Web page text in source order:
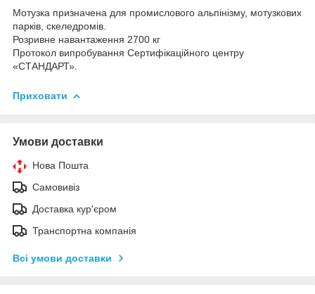
Мотузка призначена для промислового альпінізму, мотузкових
парків, скеледромів.
Розривне навантаження 2700 кг
Протокол випробування Сертифікаційного центру
«СТАНДАРТ».
Приховати
Умови доставки
Нова Пошта
Самовивіз
Доставка кур'єром
Транспортна компанія
Всі умови доставки